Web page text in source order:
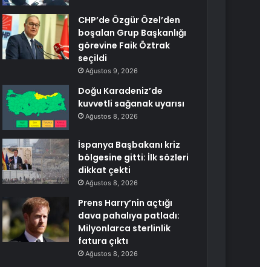
CHP’de Özgür Özel’den
boşalan Grup Başkanlığı
görevine Faik Öztrak
seçildi
Ağustos 9, 2026
Doğu Karadeniz’de
kuvvetli sağanak uyarısı
Ağustos 8, 2026
İspanya Başbakanı kriz
bölgesine gitti: İlk sözleri
dikkat çekti
Ağustos 8, 2026
Prens Harry’nin açtığı
dava pahalıya patladı:
Milyonlarca sterlinlik
fatura çıktı
Ağustos 8, 2026